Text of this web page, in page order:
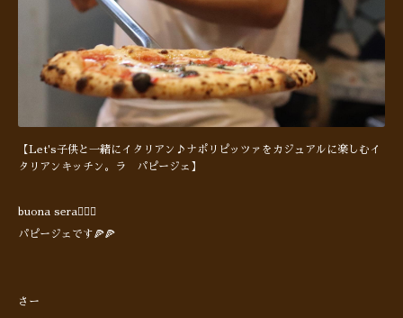
【Let's子供と一緒にイタリアン♪ナポリピッツァをカジュアルに楽しむイ
タリアンキッチン。ラ パピージェ】
buona sera🙋🏻‍♂️
パピージェです🍕🍕
さー